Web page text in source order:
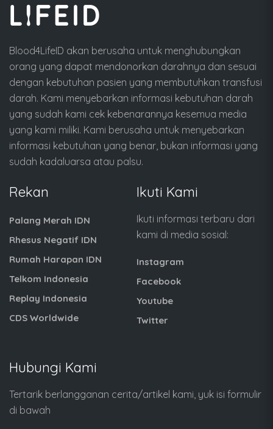
Blood4LifeID akan berusaha untuk menghubungkan
orang yang dapat mendonorkan darahnya dan sesuai
dengan kebutuhan pasien yang membutuhkan transfusi
darah. Kami menyebarkan informasi kebutuhan darah
yang sudah kami cek kebenarannya kesemua media
yang kami miliki. Kami berusaha untuk menyebarkan
informasi kebutuhan yang benar, bukan informasi yang
sudah kadaluarsa atau palsu.
Rekan
Palang Merah IDN
Rhesus Negatif IDN
Rumah Harapan IDN
Telkom Indonesia
Replay Indonesia
CDS Worldwide
Ikuti Kami
Ikuti informasi terbaru dari
kami di media sosial:
Instagram
Facebook
Youtube
Twitter
Hubungi Kami
Tertarik berlangganan cerita/artikel kami, yuk isi formulir
di bawah